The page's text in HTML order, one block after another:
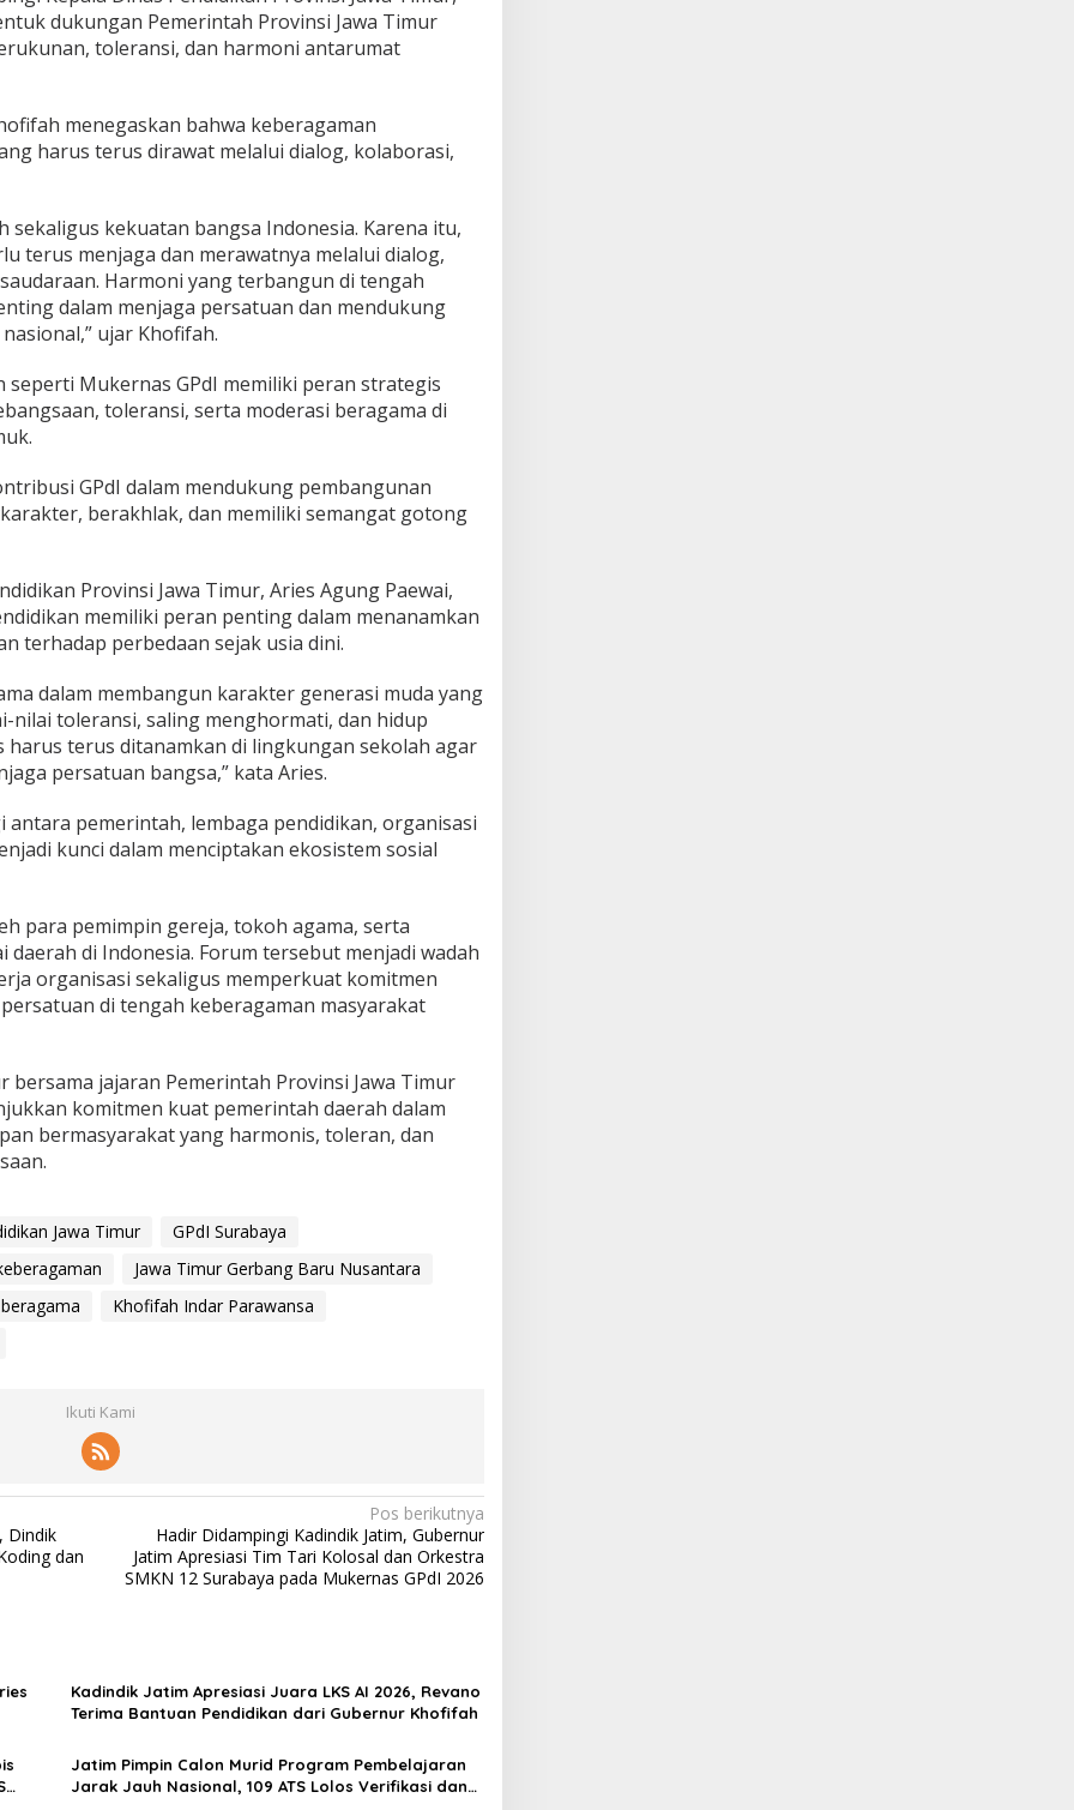
dukungan Pemerintah Provinsi Jawa Timur
toleransi, dan harmoni antarumat
menegaskan bahwa keberagaman
harus terus dirawat melalui dialog, kolaborasi,
sekaligus kekuatan bangsa Indonesia. Karena itu,
terus menjaga dan merawatnya melalui dialog,
Harmoni yang terbangun di tengah
dalam menjaga persatuan dan mendukung
ujar Khofifah.
Mukernas GPdI memiliki peran strategis
toleransi, serta moderasi beragama di
GPdI dalam mendukung pembangunan
berakhlak, dan memiliki semangat gotong
Provinsi Jawa Timur, Aries Agung Paewai,
memiliki peran penting dalam menanamkan
terhadap perbedaan sejak usia dini.
dalam membangun karakter generasi muda yang
nilai toleransi, saling menghormati, dan hidup
harus terus ditanamkan di lingkungan sekolah agar
persatuan bangsa,” kata Aries.
antara pemerintah, lembaga pendidikan, organisasi
kunci dalam menciptakan ekosistem sosial
para pemimpin gereja, tokoh agama, serta
di Indonesia. Forum tersebut menjadi wadah
organisasi sekaligus memperkuat komitmen
di tengah keberagaman masyarakat
bersama jajaran Pemerintah Provinsi Jawa Timur
komitmen kuat pemerintah daerah dalam
bermasyarakat yang harmonis, toleran, dan
Jawa Timur
GPdI Surabaya
Jawa Timur Gerbang Baru Nusantara
Khofifah Indar Parawansa
Ikuti Kami
Dindik
dan
Pos berikutnya
Hadir Didampingi Kadindik Jatim, Gubernur
Jatim Apresiasi Tim Tari Kolosal dan Orkestra
SMKN 12 Surabaya pada Mukernas GPdI 2026
Kadindik Jatim Apresiasi Juara LKS AI 2026, Revano
Terima Bantuan Pendidikan dari Gubernur Khofifah
Jatim Pimpin Calon Murid Program Pembelajaran
Jarak Jauh Nasional, 109 ATS Lolos Verifikasi dan